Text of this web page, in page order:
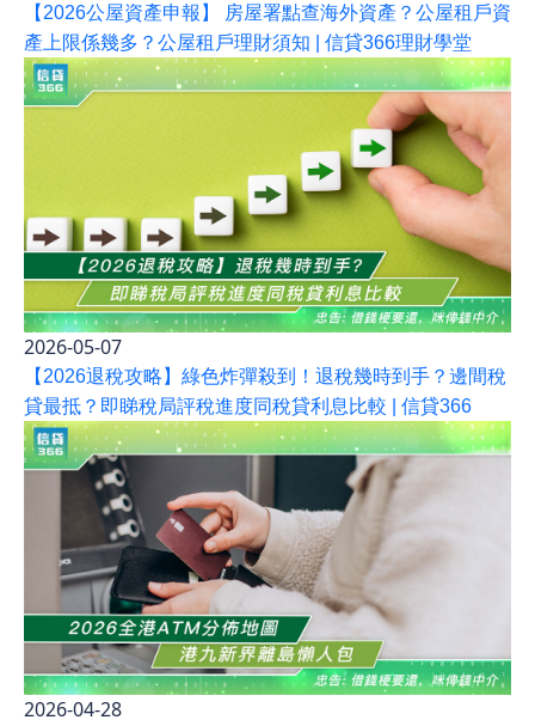
【2026公屋資產申報】 房屋署點查海外資產？公屋租戶資
產上限係幾多？公屋租戶理財須知 | 信貸366理財學堂
2026-05-07
【2026退稅攻略】綠色炸彈殺到！退稅幾時到手？邊間稅
貸最抵？即睇稅局評稅進度同稅貸利息比較 | 信貸366
2026-04-28